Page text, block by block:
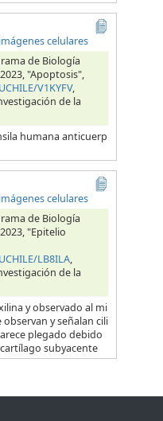
celulares
de Biología
"Apoptosis",
V1KYFV,
de la
humana anticuerp
celulares
de Biología
"Epitelio
LB8ILA,
de la
y observado al mi
y señalan cili
plegado debido
subyacente